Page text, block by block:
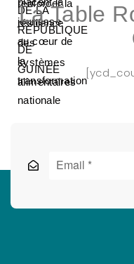
La Table